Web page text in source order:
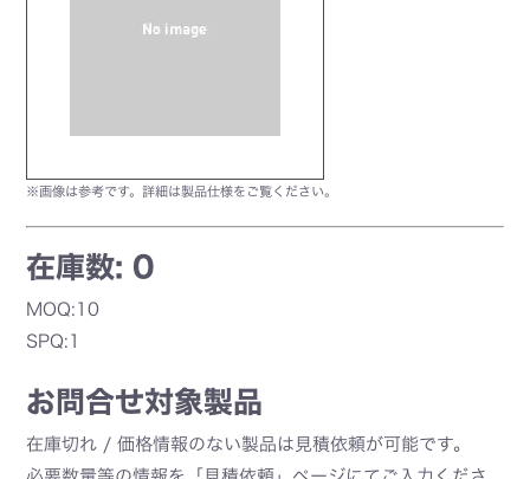
※画像は参考です。詳細は製品仕様をご覧ください。
在庫数: 0
MOQ:10
SPQ:1
お問合せ対象製品
在庫切れ / 価格情報のない製品は見積依頼が可能です。